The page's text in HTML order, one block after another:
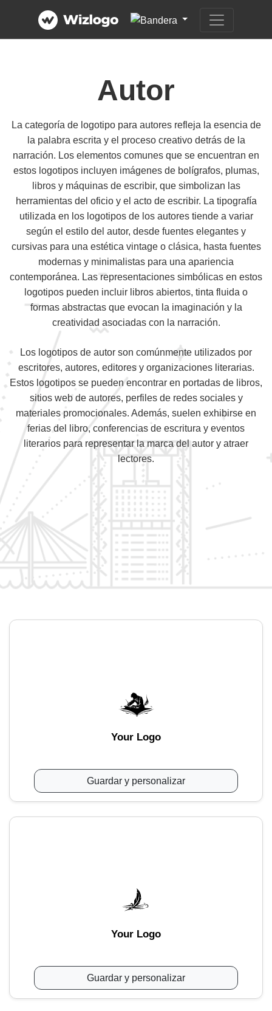
Autor
La categoría de logotipo para autores refleja la esencia de
la palabra escrita y el proceso creativo detrás de la
narración. Los elementos comunes que se encuentran en
estos logotipos incluyen imágenes de bolígrafos, plumas,
libros y máquinas de escribir, que simbolizan las
herramientas del oficio y el acto de escribir. La tipografía
utilizada en los logotipos de los autores tiende a variar
según el estilo del autor, desde fuentes elegantes y
cursivas para una estética vintage o clásica, hasta fuentes
modernas y minimalistas para una apariencia
contemporánea. Las representaciones simbólicas en estos
logotipos pueden incluir libros abiertos, tinta fluida o
formas abstractas que evocan la imaginación y la
creatividad asociadas con la narración.
Los logotipos de autor son comúnmente utilizados por
escritores, autores, editores y organizaciones literarias.
Estos logotipos se pueden encontrar en portadas de libros,
sitios web de autores, perfiles de redes sociales y
materiales promocionales. Además, suelen exhibirse en
ferias del libro, conferencias de escritura y eventos
literarios para representar la marca del autor y atraer
lectores.
Your Logo
Guardar y personalizar
Your Logo
Guardar y personalizar